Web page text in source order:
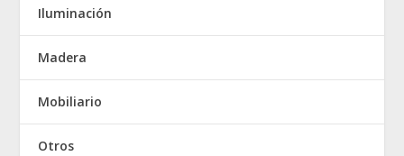
Iluminación
Madera
Mobiliario
Otros